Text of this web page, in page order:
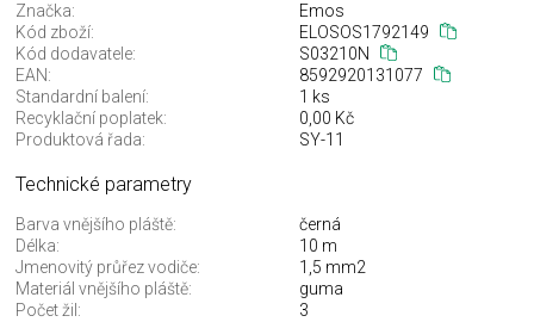
Značka:
Emos
Kód zboží:
ELOSOS1792149
Kód dodavatele:
S03210N
EAN:
8592920131077
Standardní balení:
1 ks
Recyklační poplatek:
0,00 Kč
Produktová řada:
SY-11
Technické parametry
Barva vnějšího pláště:
černá
Délka:
10 m
Jmenovitý průřez vodiče:
1,5 mm2
Materiál vnějšího pláště:
guma
Počet žil:
3